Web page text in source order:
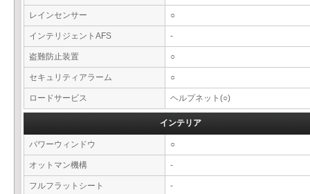
レインセンサー ○
インテリジェントAFS -
盗難防止装置 ○
セキュリティアラーム ○
ロードサービス ヘルプネット(○)
インテリア
パワーウィンドウ ○
オットマン機構 -
フルフラットシート -